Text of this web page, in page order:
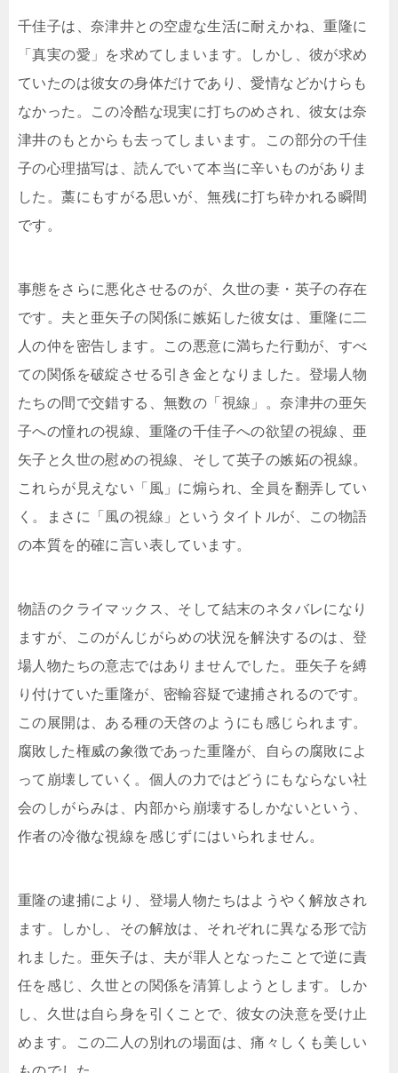
千佳子は、奈津井との空虚な生活に耐えかね、重隆に
「真実の愛」を求めてしまいます。しかし、彼が求め
ていたのは彼女の身体だけであり、愛情などかけらも
なかった。この冷酷な現実に打ちのめされ、彼女は奈
津井のもとからも去ってしまいます。この部分の千佳
子の心理描写は、読んでいて本当に辛いものがありま
した。藁にもすがる思いが、無残に打ち砕かれる瞬間
です。
事態をさらに悪化させるのが、久世の妻・英子の存在
です。夫と亜矢子の関係に嫉妬した彼女は、重隆に二
人の仲を密告します。この悪意に満ちた行動が、すべ
ての関係を破綻させる引き金となりました。登場人物
たちの間で交錯する、無数の「視線」。奈津井の亜矢
子への憧れの視線、重隆の千佳子への欲望の視線、亜
矢子と久世の慰めの視線、そして英子の嫉妬の視線。
これらが見えない「風」に煽られ、全員を翻弄してい
く。まさに「風の視線」というタイトルが、この物語
の本質を的確に言い表しています。
物語のクライマックス、そして結末のネタバレになり
ますが、このがんじがらめの状況を解決するのは、登
場人物たちの意志ではありませんでした。亜矢子を縛
り付けていた重隆が、密輸容疑で逮捕されるのです。
この展開は、ある種の天啓のようにも感じられます。
腐敗した権威の象徴であった重隆が、自らの腐敗によ
って崩壊していく。個人の力ではどうにもならない社
会のしがらみは、内部から崩壊するしかないという、
作者の冷徹な視線を感じずにはいられません。
重隆の逮捕により、登場人物たちはようやく解放され
ます。しかし、その解放は、それぞれに異なる形で訪
れました。亜矢子は、夫が罪人となったことで逆に責
任を感じ、久世との関係を清算しようとします。しか
し、久世は自ら身を引くことで、彼女の決意を受け止
めます。この二人の別れの場面は、痛々しくも美しい